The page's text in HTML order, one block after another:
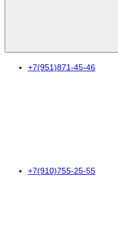
+7(951)871-45-46
+7(910)755-25-55